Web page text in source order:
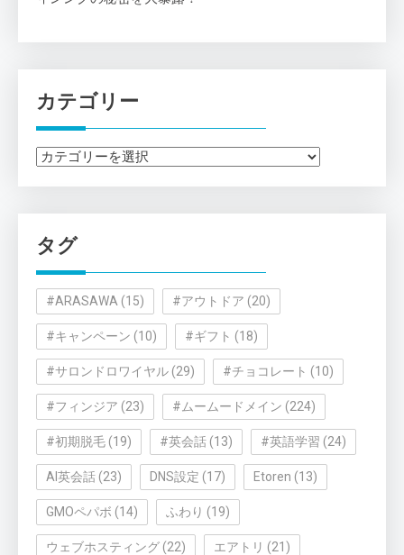
カテゴリー
カ
ー
タグ
#ARASAWA (15) #アウトドア (20)
#キャンペーン (10) #ギフト (18)
#サロンドロワイヤル (29) #チョコレート (10)
#フィンジア (23) #ムームードメイン (224)
#初期脱毛 (19) #英会話 (13) #英語学習 (24)
AI英会話 (23) DNS設定 (17) Etoren (13)
GMOペパボ (14) ふわり (19)
ウェブホスティング (22) エアトリ (21)